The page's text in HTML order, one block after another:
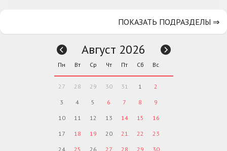
ПОКАЗАТЬ ПОДРАЗДЕЛЫ ⇒
Август 2026
Пн Вт Ср Чт Пт Сб Вс
27 28 29 30 31 1 2
3 4 5 6 7 8 9
10 11 12 13 14 15 16
17 18 19 20 21 22 23
24 25 26 27 28 29 30